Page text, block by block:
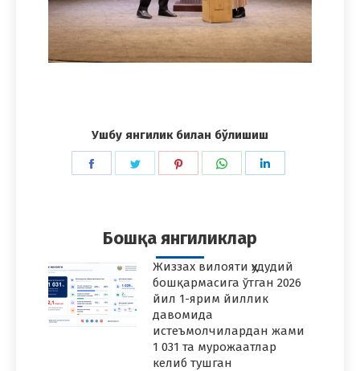
Ушбу янгилик билан бўлишиш
Share
Share
Share
Share
Бошқа янгиликлар
Жиззах вилояти ҳудудий
бошқармасига ўтган 2026
йил 1-ярим йиллик
давомида
истеъмолчилардан жами
1 031 та мурожаатлар
келиб тушган